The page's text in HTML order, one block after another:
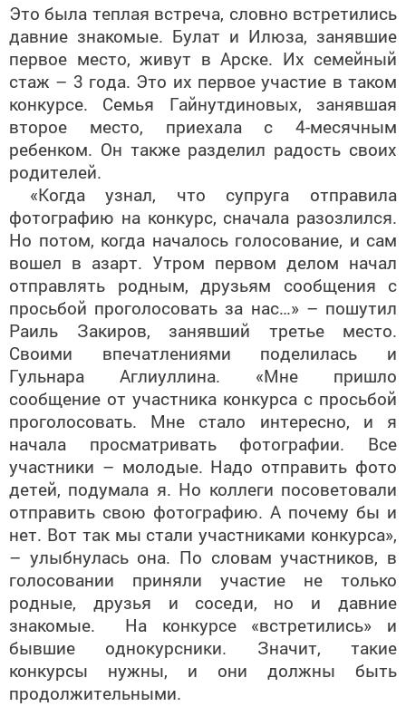
Это была теплая встреча, словно встретились
давние знакомые. Булат и Илюза, занявшие
первое место, живут в Арске. Их семейный
стаж – 3 года. Это их первое участие в таком
конкурсе. Семья Гайнутдиновых, занявшая
второе место, приехала с 4-месячным
ребенком. Он также разделил радость своих
родителей.
«Когда узнал, что супруга отправила
фотографию на конкурс, сначала разозлился.
Но потом, когда началось голосование, и сам
вошел в азарт. Утром первом делом начал
отправлять родным, друзьям сообщения с
просьбой проголосовать за нас…» – пошутил
Раиль Закиров, занявший третье место.
Своими впечатлениями поделилась и
Гульнара Аглиуллина. «Мне пришло
сообщение от участника конкурса с просьбой
проголосовать. Мне стало интересно, и я
начала просматривать фотографии. Все
участники – молодые. Надо отправить фото
детей, подумала я. Но коллеги посоветовали
отправить свою фотографию. А почему бы и
нет. Вот так мы стали участниками конкурса»,
– улыбнулась она. По словам участников, в
голосовании приняли участие не только
родные, друзья и соседи, но и давние
знакомые. На конкурсе «встретились» и
бывшие однокурсники. Значит, такие
конкурсы нужны, и они должны быть
продолжительными.